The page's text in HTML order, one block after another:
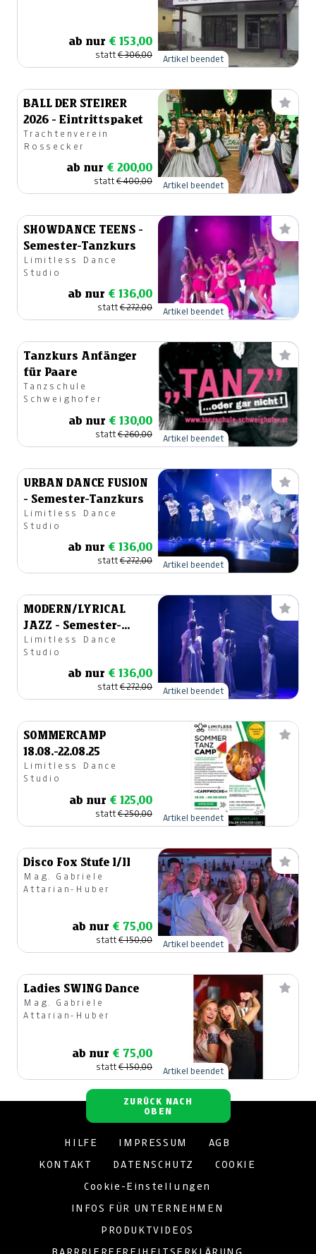
ab nur € 153,00
statt€ 306,00 Artikel beendet
BALL DER STEIRER
2026 - Eintrittspaket
Trachtenverein
Rossecker
ab nur € 200,00
statt€ 400,00 Artikel beendet
SHOWDANCE TEENS -
Semester-Tanzkurs
Limitless Dance
Studio
ab nur € 136,00
statt€ 272,00 Artikel beendet
Tanzkurs Anfänger
für Paare
Tanzschule
Schweighofer
ab nur € 130,00
statt€ 260,00 Artikel beendet
URBAN DANCE FUSION
- Semester-Tanzkurs
Limitless Dance
Studio
ab nur € 136,00
statt€ 272,00 Artikel beendet
MODERN/LYRICAL
JAZZ - Semester-
Tanzkurs
Limitless Dance
Studio
ab nur € 136,00
statt€ 272,00 Artikel beendet
SOMMERCAMP
18.08.-22.08.25
Limitless Dance
Studio
ab nur € 125,00
statt€ 250,00 Artikel beendet
Disco Fox Stufe I/II
Mag. Gabriele
Attarian-Huber
ab nur € 75,00
statt€ 150,00 Artikel beendet
Ladies SWING Dance
Mag. Gabriele
Attarian-Huber
ab nur € 75,00
statt€ 150,00 Artikel beendet
ZURÜCK NACH
OBEN
HILFE IMPRESSUM AGB
KONTAKT DATENSCHUTZ COOKIE
Cookie-Einstellungen
INFOS FÜR UNTERNEHMEN
PRODUKTVIDEOS
BARRRIEREFREIHEITSERKLÄRUNG